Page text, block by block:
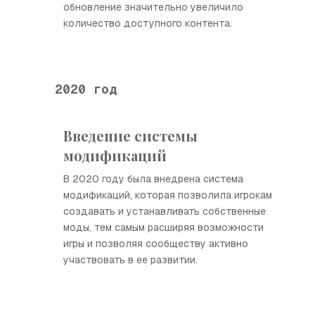
обновление значительно увеличило
количество доступного контента.
2020 год
Введение системы
модификаций
В 2020 году была внедрена система
модификаций, которая позволила игрокам
создавать и устанавливать собственные
моды, тем самым расширяя возможности
игры и позволяя сообществу активно
участвовать в ее развитии.